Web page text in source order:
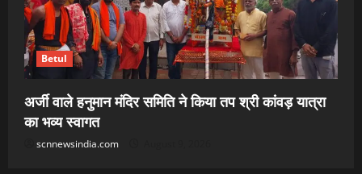
Betul
अर्जी वाले हनुमान मंदिर समिति ने किया तप श्री कांवड़ यात्रा
का भव्य स्वागत
scnnewsindia.com